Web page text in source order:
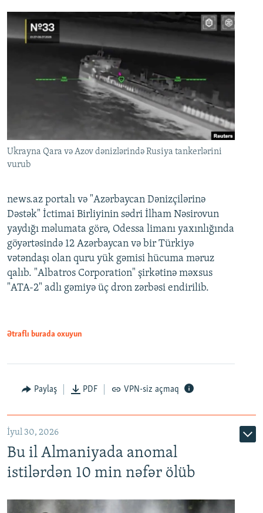
Ukrayna Qara və Azov dənizlərində Rusiya tankerlərini
vurub
news.az portalı və "Azərbaycan Dənizçilərinə
Dəstək" İctimai Birliyinin sədri İlham Nəsirovun
yaydığı məlumata görə, Odessa limanı yaxınlığında
göyərtəsində 12 Azərbaycan və bir Türkiyə
vətəndaşı olan quru yük gəmisi hücuma məruz
qalıb. "Albatros Corporation" şirkətinə məxsus
"ATA-2" adlı gəmiyə üç dron zərbəsi endirilib.
Ətraflı burada oxuyun
Paylaş PDF VPN-siz açmaq
İyul 30, 2026
Bu il Almaniyada anomal
istilərdən 10 min nəfər ölüb